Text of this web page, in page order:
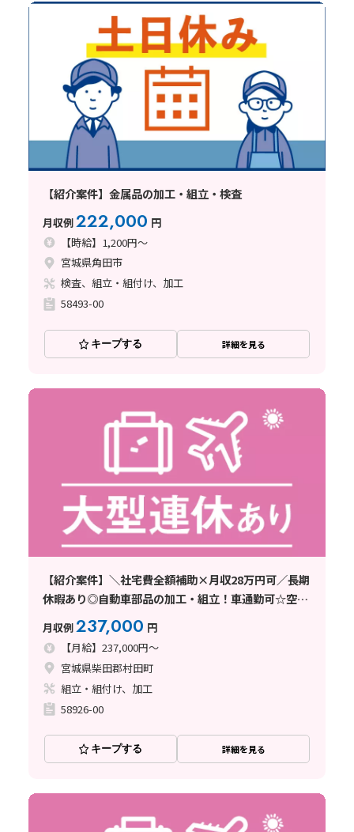
【紹介案件】金属品の加工・組立・検査
月収例222,000 円
【時給】1,200円～
宮城県角田市
検査、組立・組付け、加工
58493-00
キープする 詳細を見る
【紹介案件】＼社宅費全額補助×月収28万円可／長期
休暇あり◎自動車部品の加工・組立！車通勤可☆空調
月収例237,000 円
【月給】237,000円～
宮城県柴田郡村田町
組立・組付け、加工
58926-00
キープする 詳細を見る